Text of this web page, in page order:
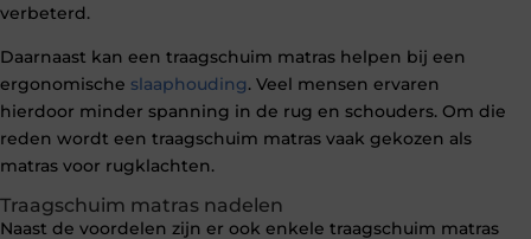
verbeterd.
Daarnaast kan een traagschuim matras helpen bij een
ergonomische slaaphouding. Veel mensen ervaren
hierdoor minder spanning in de rug en schouders. Om die
reden wordt een traagschuim matras vaak gekozen als
matras voor rugklachten.
Traagschuim matras nadelen
Naast de voordelen zijn er ook enkele traagschuim matras